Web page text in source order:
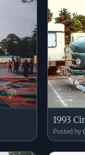
1993
Posted by